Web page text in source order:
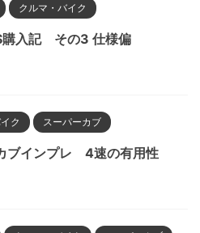
クルマ・バイク
購入記 その3 仕様偏
ク スーパーカブ
ブインプレ 4速の有用性